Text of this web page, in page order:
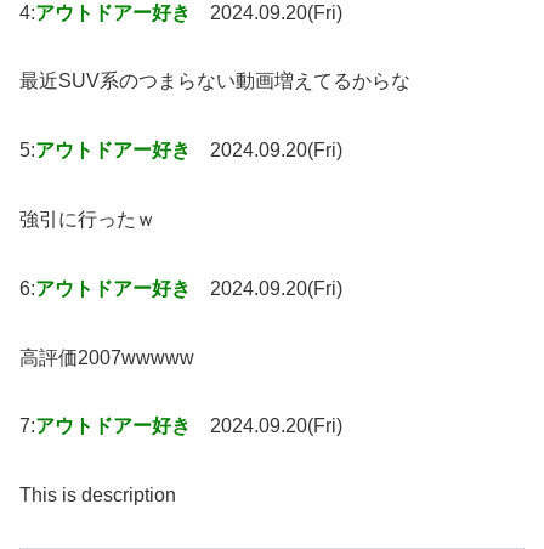
4:アウトドアー好き 2024.09.20(Fri)
最近SUV系のつまらない動画増えてるからな
5:アウトドアー好き 2024.09.20(Fri)
強引に行ったｗ
6:アウトドアー好き 2024.09.20(Fri)
高評価2007wwwww
7:アウトドアー好き 2024.09.20(Fri)
This is description